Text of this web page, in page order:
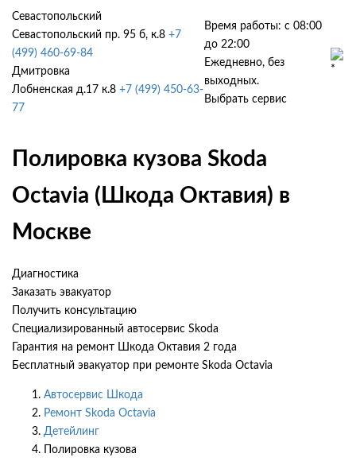
Севастопольский
Севастопольский пр. 95 б, к.8 +7
(499) 460-69-84
Дмитровка
Лобненская д.17 к.8 +7 (499) 450-63-
77
Время работы: с 08:00
до 22:00
Ежедневно, без
выходных.
Выбрать сервис
Полировка кузова Skoda
Octavia (Шкода Октавия) в
Москве
Диагностика
Заказать эвакуатор
Получить консультацию
Специализированный автосервис Skoda
Гарантия на ремонт Шкода Октавия 2 года
Бесплатный эвакуатор при ремонте Skoda Octavia
Автосервис Шкода
Ремонт Skoda Octavia
Детейлинг
Полировка кузова